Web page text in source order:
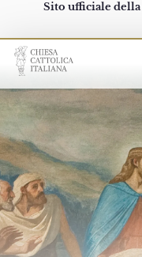
Sito ufficiale